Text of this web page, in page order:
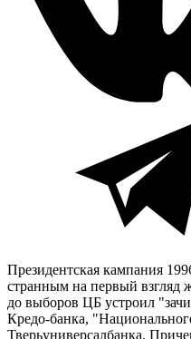
Президентская кампания
странным на первый взгляд
до выборов ЦБ устроил
Кредо-банка,
Тверьуниверсалбанка.